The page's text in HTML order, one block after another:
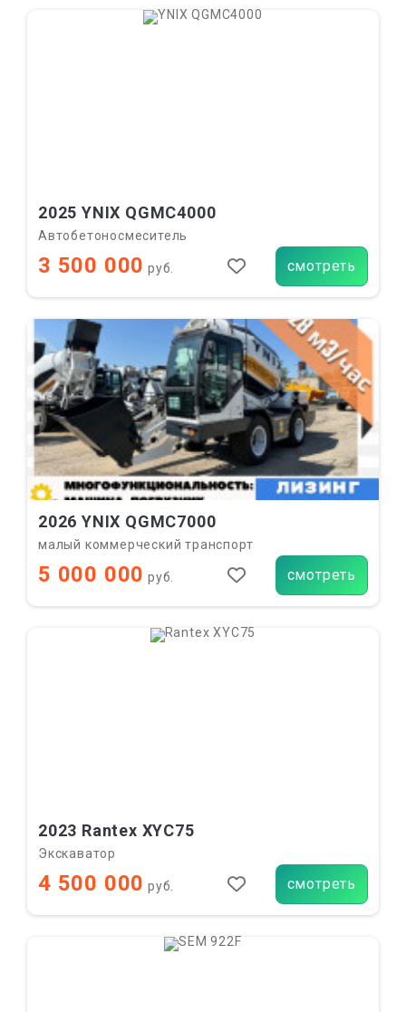
2025 YNIX QGMC4000
Автобетоносмеситель
3 500 000 руб. смотреть
2026 YNIX QGMC7000
малый коммерческий транспорт
5 000 000 руб. смотреть
2023 Rantex XYC75
Экскаватор
4 500 000 руб. смотреть